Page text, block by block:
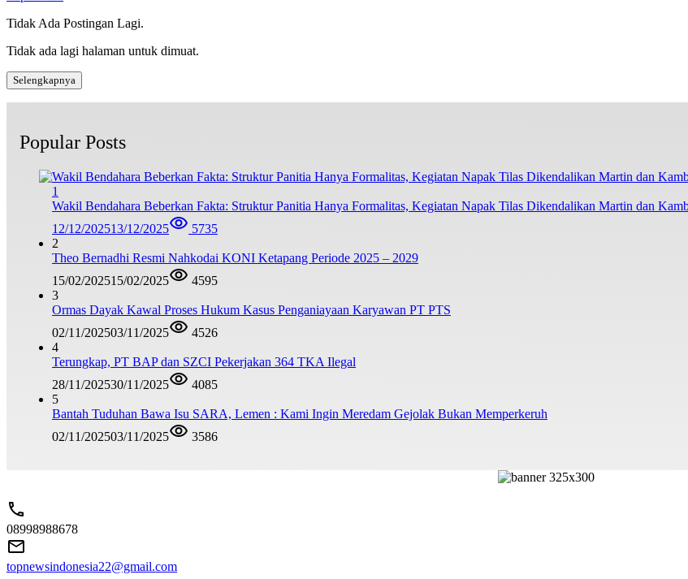
Tidak Ada Postingan Lagi.
Tidak ada lagi halaman untuk dimuat.
Selengkapnya
Popular Posts
1
Wakil Bendahara Beberkan Fakta: Struktur Panitia Hanya Formalitas, Kegiatan Napak Tilas Dikendalikan Martin dan
12/12/202513/12/2025
5735
2
Theo Bernadhi Resmi Nahkodai KONI Ketapang Periode 2025 – 2029
15/02/202515/02/2025
4595
3
Ormas Dayak Kawal Proses Hukum Kasus Penganiayaan Karyawan PT PTS
02/11/202503/11/2025
4526
4
Terungkap, PT BAP dan SZCI Pekerjakan 364 TKA Ilegal
28/11/202530/11/2025
4085
5
Bantah Tuduhan Bawa Isu SARA, Lemen : Kami Ingin Meredam Gejolak Bukan Memperkeruh
02/11/202503/11/2025 3586
08998988678
topnewsindonesia22@gmail.com